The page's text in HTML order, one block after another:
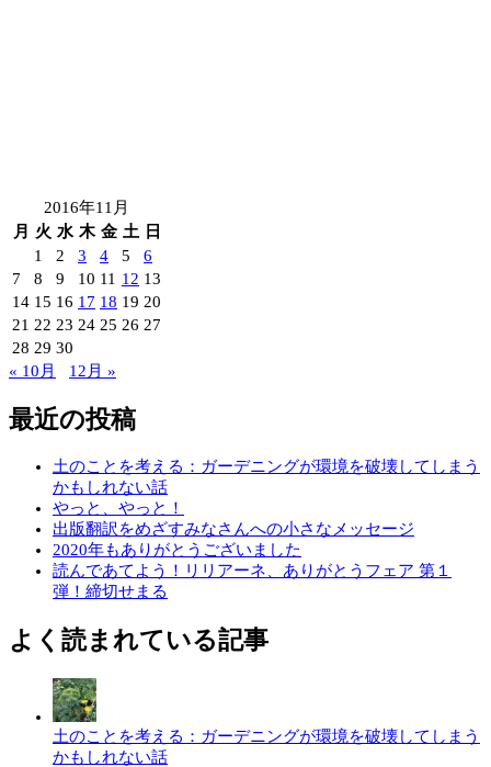
2016年11月
月
火 水 木 金 土
日
1
2 3 4 5
6
7
8 9 10 11 12 13
14 15 16 17 18 19 20
21 22 23 24 25 26 27
28 29 30
« 10月
12月 »
最近の投稿
土のことを考える：ガーデニングが環境を破壊してしまう
かもしれない話
やっと、やっと！
出版翻訳をめざすみなさんへの小さなメッセージ
2020年もありがとうございました
読んであてよう！リリアーネ、ありがとうフェア 第１
弾！締切せまる
よく読まれている記事
土のことを考える：ガーデニングが環境を破壊してしまう
かもしれない話